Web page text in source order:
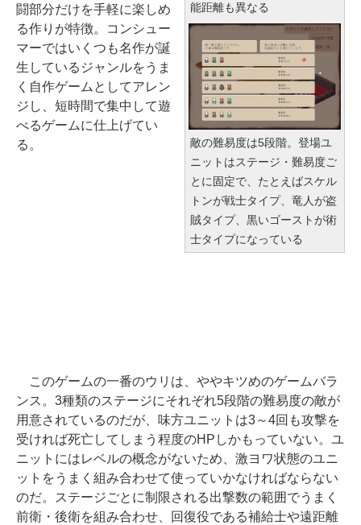
能距離も異なる
敵の難易度は5段階。登場ユ
ニットはステージ・難易度ご
とに固定で、たとえばスケル
トンが戦士タイプ、竜人が盗
賊タイプ、黒いゴーストが術
士タイプになっている
闘部分だけを手軽に楽しめ
る作りが特徴。コンシュー
マーではいくつも名作が誕
生しているジャンルをうま
く自作ゲームとしてアレン
ジし、短時間で集中して遊
べるゲームに仕上げてい
る。
このゲームの一番のウリは、ややキツめのゲームバラ
ンス。3種類のステージにそれぞれ5段階の難易度の敵が
用意されているのだが、味方ユニットは3～4回も攻撃を
受ければ死亡してしまう程度のHPしかもっていない。ユ
ニットにはレベルの概念がないため、激ヨワ状態のユニ
ットをうまく組み合わせて使っていかなければならない
のだ。ステージごとに制限される出撃数の範囲でうまく
前衛・後衛を組み合わせ、回復役である補給士や遠距離